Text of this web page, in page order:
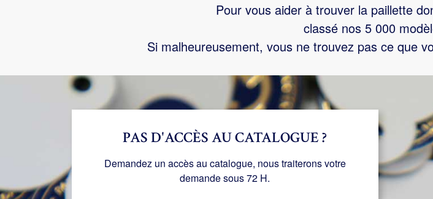
Pour vous aider à trouver la paillette
classé nos 5 000
Si malheureusement, vous ne trouvez pas ce que
PAS D'ACCÈS AU CATALOGUE ?
Demandez un accès au catalogue, nous traiterons votre
demande sous 72 H.